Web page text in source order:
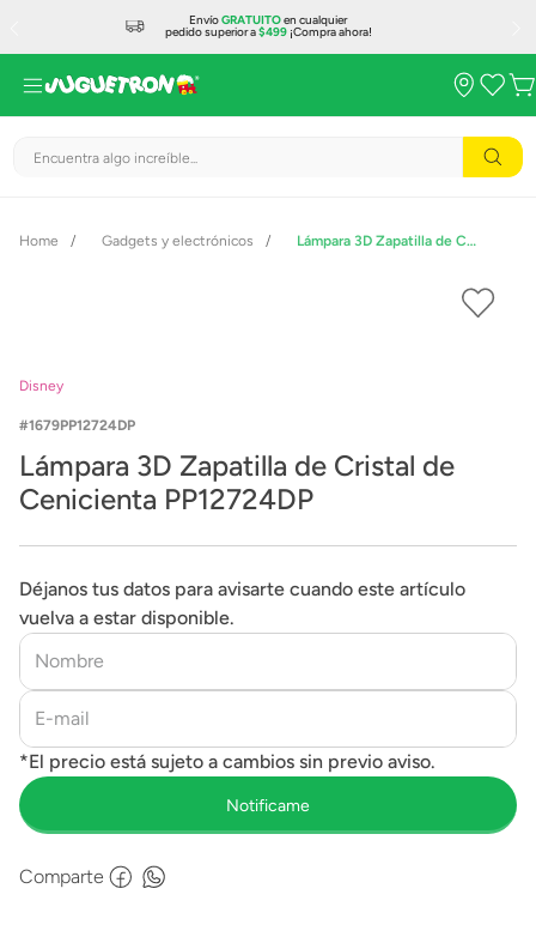
EnvíoGRATUITOen cualquier
pedido superior a$499¡Compra ahora!
Encuentra algo increíble...
Gadgets y electrónicos Lámpara 3D Zapatilla de Cristal de Cenicienta PP12724DP
Disney
1679PP12724DP
Lámpara 3D Zapatilla de Cristal de
Cenicienta PP12724DP
Déjanos tus datos para avisarte cuando este artículo
vuelva a estar disponible.
Comparte